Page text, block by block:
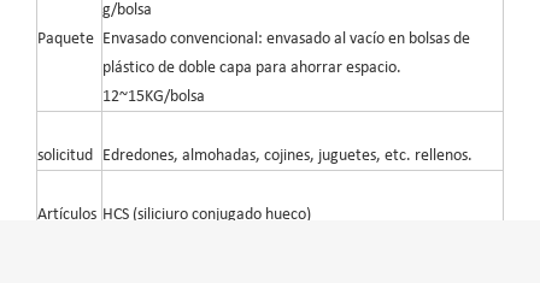
Paquete
g/bolsa
Envasado convencional: envasado al vacío en bolsas de
plástico de doble capa para ahorrar espacio.
12~15KG/bolsa
solicitud Edredones, almohadas, cojines, juguetes, etc. rellenos.
Artículos HCS (siliciuro conjugado hueco)